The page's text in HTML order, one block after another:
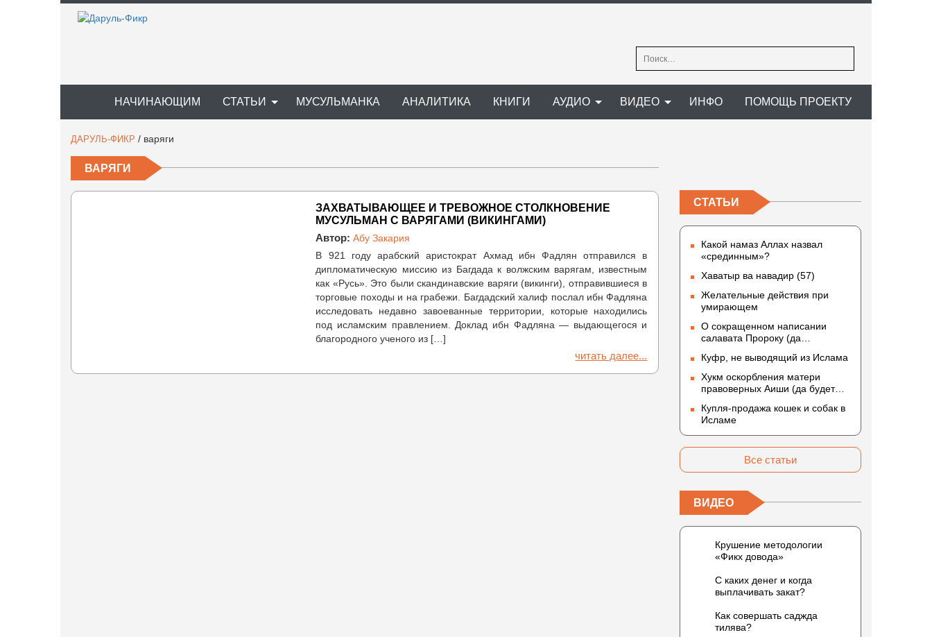
Найти:
НАЧИНАЮЩИМ СТАТЬИ МУСУЛЬМАНКА АНАЛИТИКА КНИГИ АУДИО ВИДЕО ИНФО ПОМОЩЬ ПРОЕКТУ
ДАРУЛЬ-ФИКР / варяги
ВАРЯГИ
ЗАХВАТЫВАЮЩЕЕ И ТРЕВОЖНОЕ СТОЛКНОВЕНИЕ
МУСУЛЬМАН С ВАРЯГАМИ (ВИКИНГАМИ)
Автор:Абу Закария
В 921 году арабский аристократ Ахмад ибн Фадлян отправился в
дипломатическую миссию из Багдада к волжским варягам, известным
как «Русь». Это были скандинавские варяги (викинги), отправившиеся в
торговые походы и на грабежи. Багдадский халиф послал ибн Фадляна
исследовать недавно завоеванные территории, которые находились
под исламским правлением. Доклад ибн Фадляна — выдающегося и
благородного ученого из […]
читать далее...
СТАТЬИ
Какой намаз Аллах назвал
«срединным»?
Хаватыр ва навадир (57)
Желательные действия при
умирающем
О сокращенном написании
салавата Пророку (да
приветствует)
Куфр, не выводящий из Ислама
Хукм оскорбления матери
правоверных Аиши (да будет
Купля-продажа кошек и собак в
Исламе
Все статьи
ВИДЕО
Крушение методологии
«Фикх довода»
С каких денег и когда
выплачивать закат?
Как совершать саджда
тилява?